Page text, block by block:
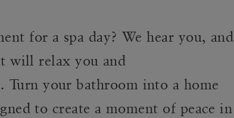
for a spa day? We hear you, and
will relax you and
. Turn your bathroom into a home
to create a moment of peace in